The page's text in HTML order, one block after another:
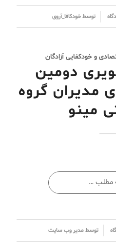
توسطخودکافا_آر‌وی
و خودکفایی آزادگان
دومین
گروه
مینو
مطلب …
توسطمدیر وب سایت